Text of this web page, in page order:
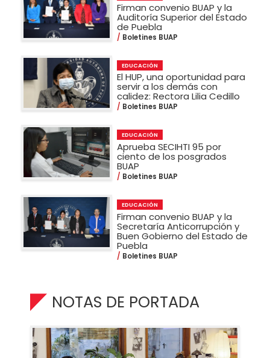
Firman convenio BUAP y la
Auditoría Superior del Estado
de Puebla
Boletines BUAP
EDUCACIÓN
El HUP, una oportunidad para
servir a los demás con
calidez: Rectora Lilia Cedillo
Boletines BUAP
EDUCACIÓN
Aprueba SECIHTI 95 por
ciento de los posgrados
BUAP
Boletines BUAP
EDUCACIÓN
Firman convenio BUAP y la
Secretaría Anticorrupción y
Buen Gobierno del Estado de
Puebla
Boletines BUAP
NOTAS DE PORTADA